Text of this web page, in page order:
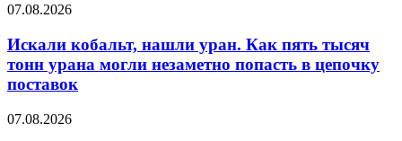
Искали
нашли
уран.
Как
пять
тонн
07.08.2026
Искали кобальт, нашли уран. Как пять тысяч
тонн урана могли незаметно попасть в цепочку
поставок
Белок
07.08.2026